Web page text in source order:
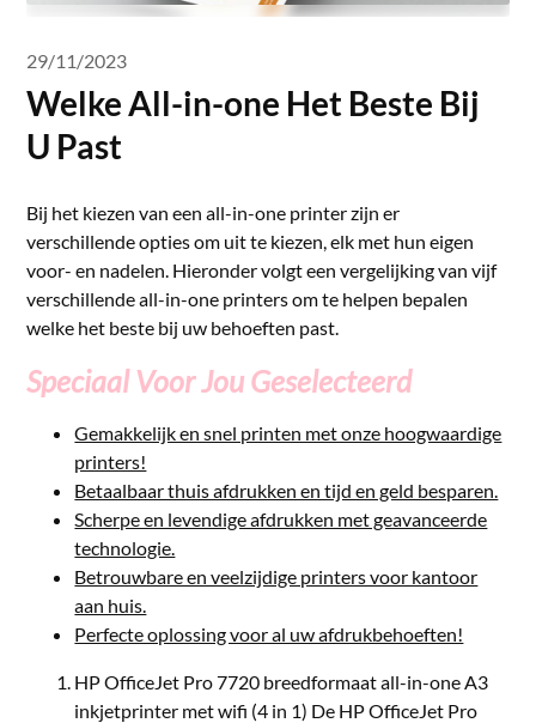
29/11/2023
Welke All-in-one Het Beste Bij
U Past
Bij het kiezen van een all-in-one printer zijn er
verschillende opties om uit te kiezen, elk met hun eigen
voor- en nadelen. Hieronder volgt een vergelijking van vijf
verschillende all-in-one printers om te helpen bepalen
welke het beste bij uw behoeften past.
Speciaal Voor Jou Geselecteerd
Gemakkelijk en snel printen met onze hoogwaardige
printers!
Betaalbaar thuis afdrukken en tijd en geld besparen.
Scherpe en levendige afdrukken met geavanceerde
technologie.
Betrouwbare en veelzijdige printers voor kantoor
aan huis.
Perfecte oplossing voor al uw afdrukbehoeften!
HP OfficeJet Pro 7720 breedformaat all-in-one A3
inkjetprinter met wifi (4 in 1) De HP OfficeJet Pro